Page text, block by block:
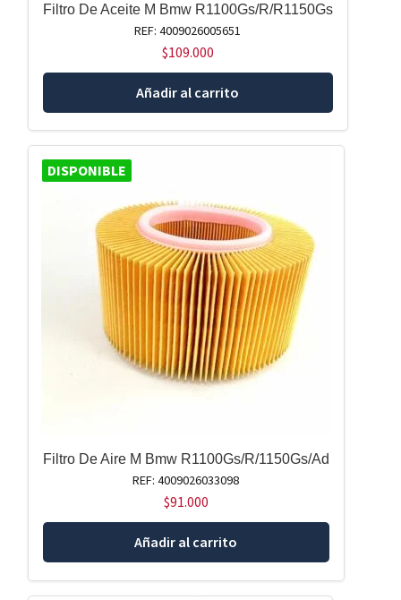
Filtro De Aceite M Bmw R1100Gs/R/R1150Gs
REF: 4009026005651
$109.000
Añadir al carrito
DISPONIBLE
Filtro De Aire M Bmw R1100Gs/R/1150Gs/Ad
REF: 4009026033098
$91.000
Añadir al carrito